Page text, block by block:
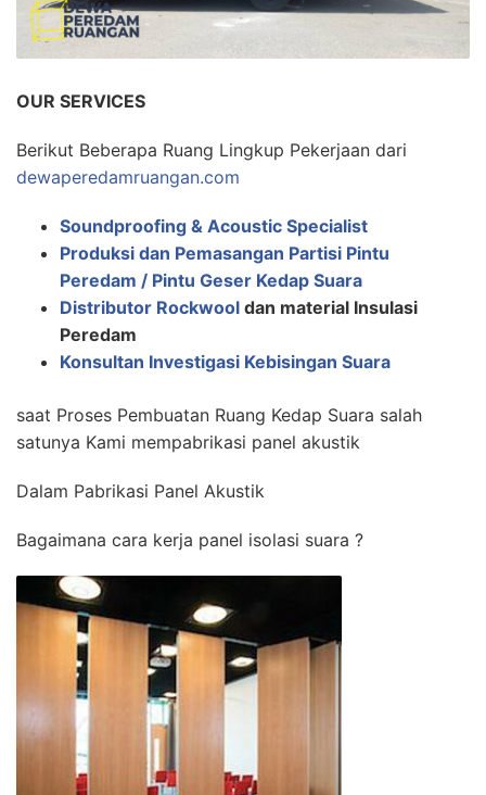
OUR SERVICES
Berikut Beberapa Ruang Lingkup Pekerjaan dari
dewaperedamruangan.com
Soundproofing & Acoustic Specialist
Produksi dan Pemasangan Partisi Pintu
Peredam / Pintu Geser Kedap Suara
Distributor Rockwool dan material Insulasi
Peredam
Konsultan Investigasi Kebisingan Suara
saat Proses Pembuatan Ruang Kedap Suara salah
satunya Kami mempabrikasi panel akustik
Dalam Pabrikasi Panel Akustik
Bagaimana cara kerja panel isolasi suara ?